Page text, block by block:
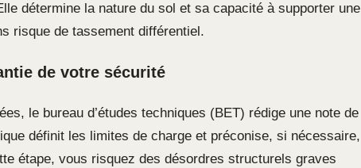
détermine la nature du sol et sa capacité à supporter une
risque de tassement différentiel.
de votre sécurité
le bureau d’études techniques (BET) rédige une note de
définit les limites de charge et préconise, si nécessaire,
étape, vous risquez des désordres structurels graves